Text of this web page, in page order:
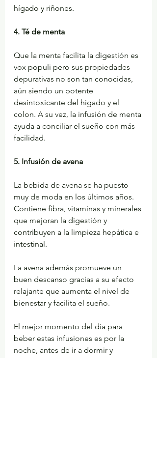
hígado y riñones.
4. Té de menta
Que la menta facilita la digestión es
vox populi pero sus propiedades
depurativas no son tan conocidas,
aún siendo un potente
desintoxicante del hígado y el
colon. A su vez, la infusión de menta
ayuda a conciliar el sueño con más
facilidad.
5. Infusión de avena
La bebida de avena se ha puesto
muy de moda en los últimos años.
Contiene fibra, vitaminas y minerales
que mejoran la digestión y
contribuyen a la limpieza hepática e
intestinal.
La avena además promueve un
buen descanso gracias a su efecto
relajante que aumenta el nivel de
bienestar y facilita el sueño.
El mejor momento del día para
beber estas infusiones es por la
noche, antes de ir a dormir y